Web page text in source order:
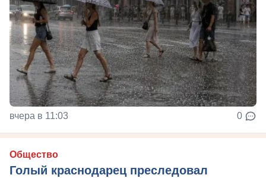
вчера в 11:03 0
Общество
Голый краснодарец преследовал